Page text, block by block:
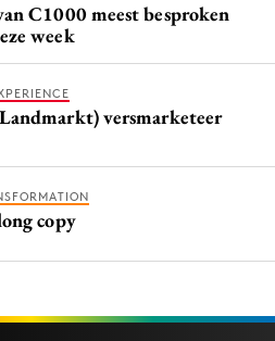
C1000 meest besproken
week
versmarketeer
copy